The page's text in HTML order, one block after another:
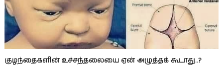
குழந்தைகளின் உச்சந்தலையை ஏன் அழுத்தக் கூடாது..?